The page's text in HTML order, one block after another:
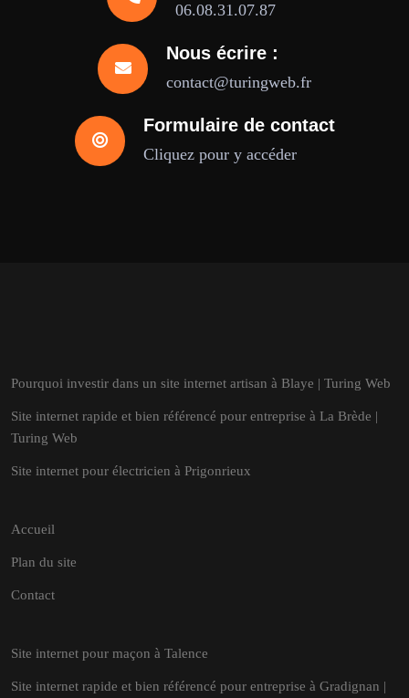
06.08.31.07.87
Nous écrire :
contact@turingweb.fr
Formulaire de contact
Cliquez pour y accéder
Pourquoi investir dans un site internet artisan à Blaye | Turing Web
Site internet rapide et bien référencé pour entreprise à La Brède |
Turing Web
Site internet pour électricien à Prigonrieux
Accueil
Plan du site
Contact
Site internet pour maçon à Talence
Site internet rapide et bien référencé pour entreprise à Gradignan |